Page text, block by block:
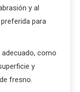
y al
para
como
y
fresno.